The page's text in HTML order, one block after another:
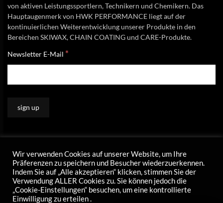
von aktiven Leistungssportlern, Technikern und Chemikern. Das
Hauptaugenmerk von HWK PERFORMANCE liegt auf der
kontinuierlichen Weiterentwicklung unserer Produkte in den
Bereichen SKIWAX, CHAIN COATING und CARE-Produkte.
Newsletter E-Mail *
Wir verwenden Cookies auf unserer Website, um Ihre
Präferenzen zu speichern und Besucher wiederzuerkennen.
Indem Sie auf „Alle akzeptieren“ klicken, stimmen Sie der
Verwendung ALLER Cookies zu. Sie können jedoch die
„Cookie-Einstellungen“ besuchen, um eine kontrollierte
Einwilligung zu erteilen .